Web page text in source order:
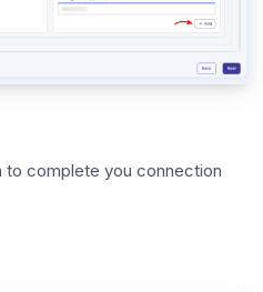
to complete you connection